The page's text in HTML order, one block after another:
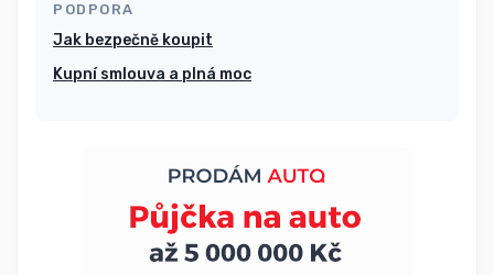
PODPORA
Jak bezpečně koupit
Kupní smlouva a plná moc